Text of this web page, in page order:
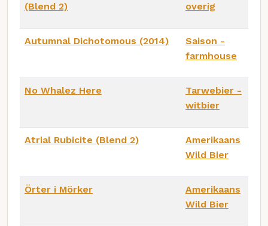
(Blend 2)
overig
Autumnal Dichotomous (2014)
Saison -
farmhouse
No Whalez Here
Tarwebier -
witbier
Atrial Rubicite (Blend 2)
Amerikaans
Wild Bier
Örter i Mörker
Amerikaans
Wild Bier